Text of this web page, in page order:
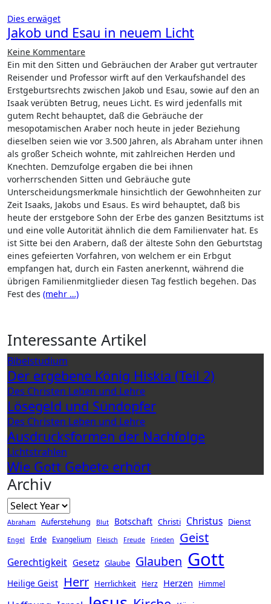
Dies erwäget
Jakob und Esau in neuem Licht
Keine Kommentare
Ein mit den Sitten und Gebräuchen der Araber gut vertrauter
Reisender und Professor wirft auf den Verkaufshandel des
Erstgeburtsrechts zwischen Jakob und Esau, sowie auf den an
Isaak verübten Betrug, neues Licht. Es wird jedenfalls mit
gutem Recht behauptet, daß die Gebräuche der
mesopotamischen Araber noch heute in jeder Beziehung
dieselben seien wie vor 3.500 Jahren, als Abraham unter ihnen
als großer Scheich wohnte, mit zahlreichen Herden und
Knechten. Demzufolge ergaben die bei ihnen
vorherrschenden Sitten und Gebräuche gute
Unterscheidungsmerkmale hinsichtlich der Gewohnheiten zur
Zeit Isaaks, Jakobs und Esaus. Es wird behauptet, daß bis
heute der erstgebore Sohn der Erbe des ganzen Besitztums ist
und eine volle Autorität ähnlich die dem Familienvater hat. Es
ist Sitte bei den Arabern, daß der älteste Sohn den Geburtstag
eines gefeierten Vorfahren, von welchem er ein Erbgut
empfangen hat, durch ein Fasten anerkennt, während die
übrigen Familienmitglieder diesen Tag festlich begehen. Das
Fest des (mehr …)
Interessante Artikel
Bibelstudium
Der ergebene König Hiskia (Teil 2)
Des Christen Leben und Lehre
Lösegeld und Sündopfer
Des Christen Leben und Lehre
Ausdrucksformen der Nachfolge
Lichtstrahlen
Wie Gott Gebete erhört
Archiv
Abraham Auferstehung Blut Botschaft Christi Christus Dienst
Engel Erde Evangelium Fleisch Freude Frieden Geist
Gerechtigkeit Gesetz Glaube Glauben Gott
Heilige Geist Herr Herrlichkeit Herz Herzen Himmel